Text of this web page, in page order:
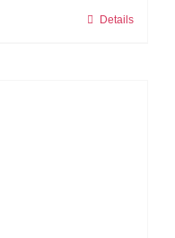
Details